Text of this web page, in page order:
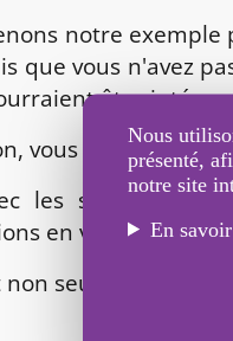
Nous
présenté,
notre site
En
notre
que vous n'avez
être
vous gagnez un
les services de
en vigueur,
seulement la